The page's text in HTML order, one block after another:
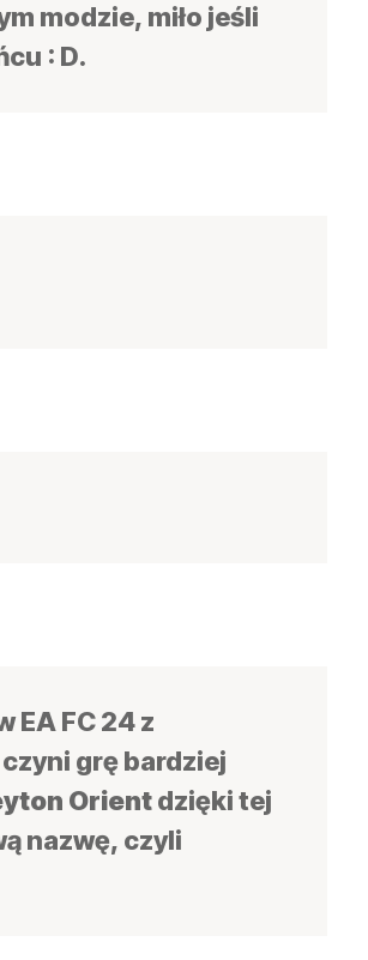
modzie, miło jeśli
: D.
EA FC 24 z
grę bardziej
Orientdzięki tej
nazwę, czyli